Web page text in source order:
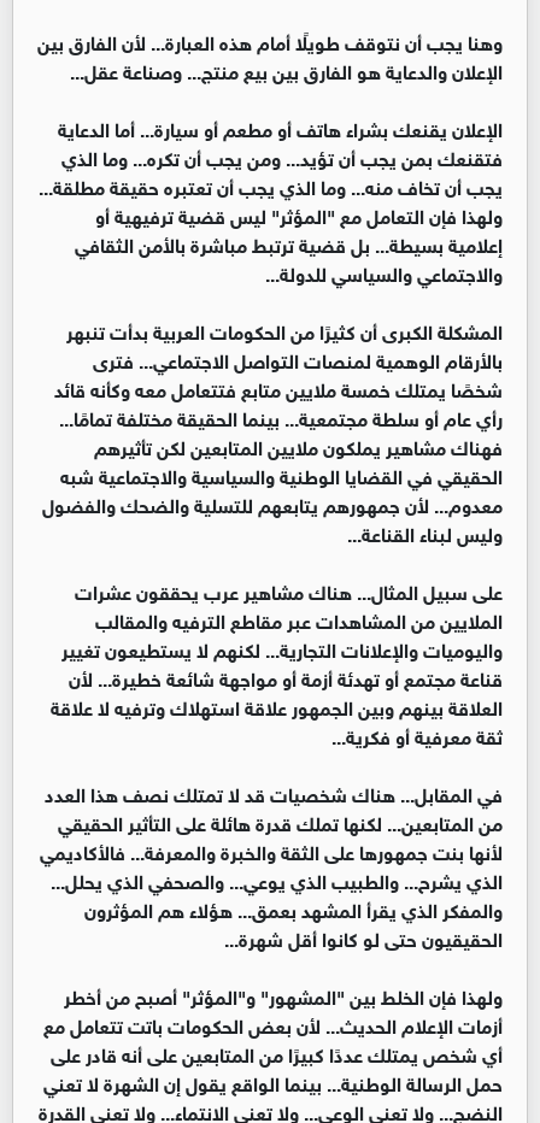
وهنا يجب أن نتوقف طويلًا أمام هذه العبارة... لأن الفارق بين
الإعلان والدعاية هو الفارق بين بيع منتج... وصناعة عقل...
الإعلان يقنعك بشراء هاتف أو مطعم أو سيارة... أما الدعاية
فتقنعك بمن يجب أن تؤيد... ومن يجب أن تكره... وما الذي
يجب أن تخاف منه... وما الذي يجب أن تعتبره حقيقة مطلقة...
ولهذا فإن التعامل مع "المؤثر" ليس قضية ترفيهية أو
إعلامية بسيطة... بل قضية ترتبط مباشرة بالأمن الثقافي
والاجتماعي والسياسي للدولة...
المشكلة الكبرى أن كثيرًا من الحكومات العربية بدأت تنبهر
بالأرقام الوهمية لمنصات التواصل الاجتماعي... فترى
شخصًا يمتلك خمسة ملايين متابع فتتعامل معه وكأنه قائد
رأي عام أو سلطة مجتمعية... بينما الحقيقة مختلفة تمامًا...
فهناك مشاهير يملكون ملايين المتابعين لكن تأثيرهم
الحقيقي في القضايا الوطنية والسياسية والاجتماعية شبه
معدوم... لأن جمهورهم يتابعهم للتسلية والضحك والفضول
وليس لبناء القناعة...
على سبيل المثال... هناك مشاهير عرب يحققون عشرات
الملايين من المشاهدات عبر مقاطع الترفيه والمقالب
واليوميات والإعلانات التجارية... لكنهم لا يستطيعون تغيير
قناعة مجتمع أو تهدئة أزمة أو مواجهة شائعة خطيرة... لأن
العلاقة بينهم وبين الجمهور علاقة استهلاك وترفيه لا علاقة
ثقة معرفية أو فكرية...
في المقابل... هناك شخصيات قد لا تمتلك نصف هذا العدد
من المتابعين... لكنها تملك قدرة هائلة على التأثير الحقيقي
لأنها بنت جمهورها على الثقة والخبرة والمعرفة... فالأكاديمي
الذي يشرح... والطبيب الذي يوعي... والصحفي الذي يحلل...
والمفكر الذي يقرأ المشهد بعمق... هؤلاء هم المؤثرون
الحقيقيون حتى لو كانوا أقل شهرة...
ولهذا فإن الخلط بين "المشهور" و"المؤثر" أصبح من أخطر
أزمات الإعلام الحديث... لأن بعض الحكومات باتت تتعامل مع
أي شخص يمتلك عددًا كبيرًا من المتابعين على أنه قادر على
حمل الرسالة الوطنية... بينما الواقع يقول إن الشهرة لا تعني
النضج... ولا تعني الوعي... ولا تعني الانتماء... ولا تعني القدرة